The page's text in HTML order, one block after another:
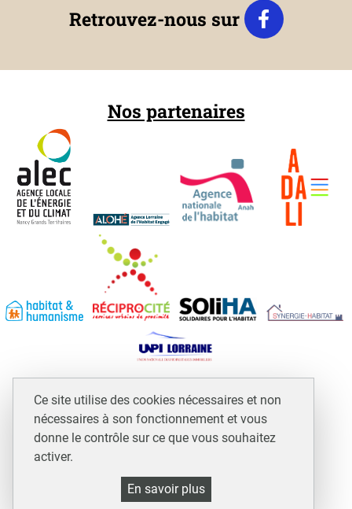
Ce site utilise des cookies nécessaires et non
nécessaires à son fonctionnement et vous
donne le contrôle sur ce que vous souhaitez
activer.
En savoir plus
Retrouvez-nous sur
Nos partenaires
Espace professionnels et assimilés
Mentions légales
Plan du site
Politique de gestion des cookies et traceurs
Gestion cookies et services